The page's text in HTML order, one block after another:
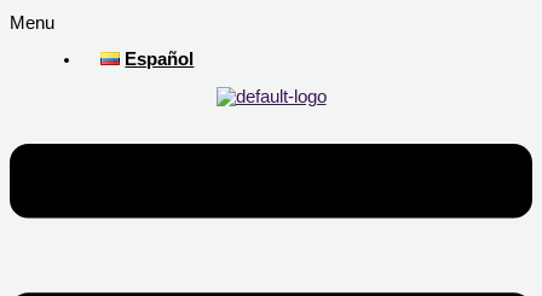
Menu
Español